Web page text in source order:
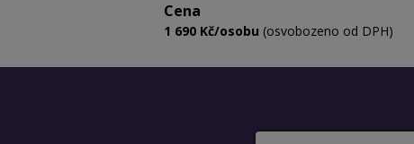
Cena
1 690 Kč/osobu (osvobozeno od DPH)